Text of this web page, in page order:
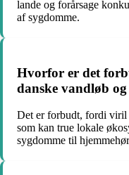
lande og forårsage
af sygdomme.
Hvorfor er det
danske vandløb og
Det er forbudt, fordi viril
som kan true lokale
sygdomme til